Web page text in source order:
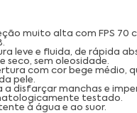
muito alta com FPS 70
leve e fluida, de rápida
seco, sem oleosidade.
com cor bege médio,
pele.
a disfarçar manchas e
testado.
à água e ao suor.